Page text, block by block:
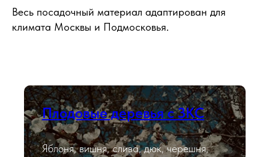
Весь посадочный материал адаптирован для
климата Москвы и Подмосковья.
Плодовые деревья с ЗКС
Яблоня, вишня, слива, дюк, черешня,